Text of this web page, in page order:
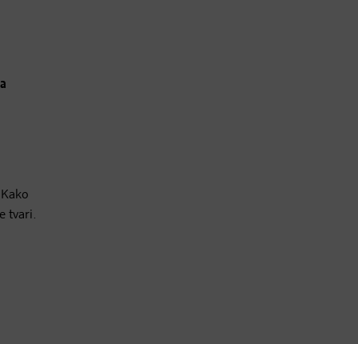
tvari.